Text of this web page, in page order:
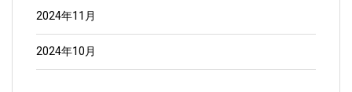
2024年11月
2024年10月